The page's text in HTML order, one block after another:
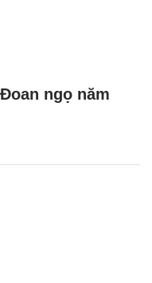
ngọ năm